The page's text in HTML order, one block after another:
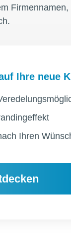
Ihre neue
Ihren